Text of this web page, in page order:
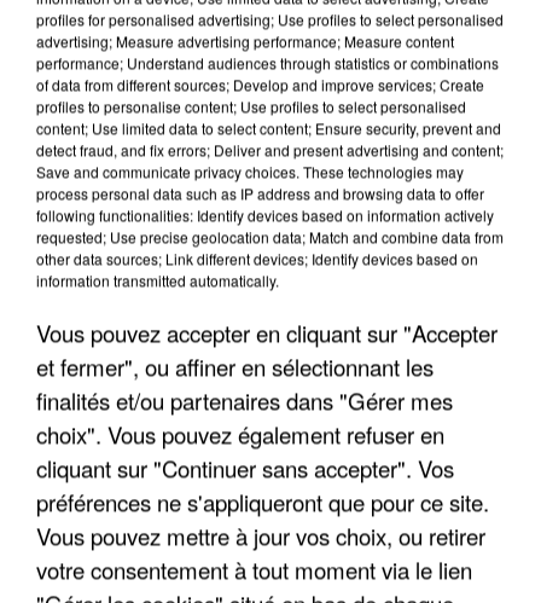
LES INTERVIEWS CHANTE
FRANCE
Voir plus
"JE SUIS À DISPOSITION DES
"ON A TOUS LE TRAC"
profiles for personalised advertising; Use profiles to select personalised
advertising; Measure advertising performance; Measure content
performance; Understand audiences through statistics or combinations
of data from different sources; Develop and improve services; Create
profiles to personalise content; Use profiles to select personalised
content; Use limited data to select content; Ensure security, prevent and
detect fraud, and fix errors; Deliver and present advertising and content;
Save and communicate privacy choices. These technologies may
process personal data such as IP address and browsing data to offer
following functionalities: Identify devices based on information actively
requested; Use precise geolocation data; Match and combine data from
other data sources; Link different devices; Identify devices based on
information transmitted automatically.
Vous pouvez accepter en cliquant sur "Accepter
et fermer", ou affiner en sélectionnant les
finalités et/ou partenaires dans "Gérer mes
choix". Vous pouvez également refuser en
cliquant sur "Continuer sans accepter". Vos
préférences ne s'appliqueront que pour ce site.
Vous pouvez mettre à jour vos choix, ou retirer
votre consentement à tout moment via le lien